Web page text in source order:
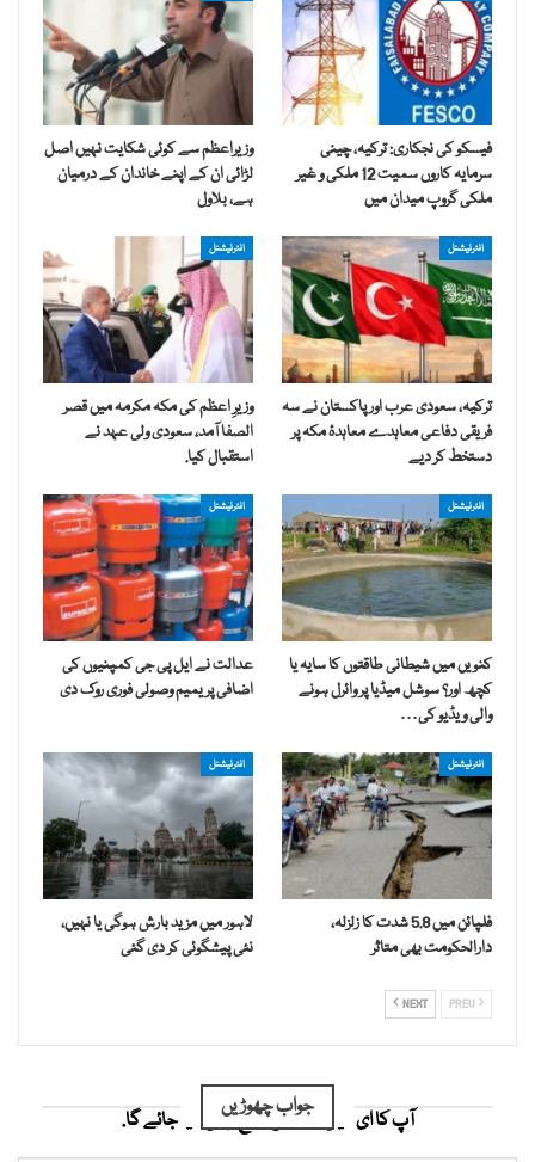
فیسکو کی نجکاری: ترکیہ، چینی
سرمایہ کاروں سمیت 12 ملکی و غیر
ملکی گروپ میدان میں
وزیراعظم سے کوئی شکایت نہیں اصل
لڑائی ان کے اپنے خاندان کے درمیان
ہے، بلاول
انٹرنیشنل
ترکیہ، سعودی عرب اور پاکستان نے سہ
فریقی دفاعی معاہدے معاہدۂ مکہ پر
دستخط کر دیے
انٹرنیشنل
وزیرِ اعظم کی مکہ مکرمہ میں قصر
الصفا آمد، سعودی ولی عہد نے
استقبال کیا.
انٹرنیشنل
کنویں میں شیطانی طاقتوں کا سایہ یا
کچھ اور؟ سوشل میڈیا پر وائرل ہونے
والی ویڈیو کی…
انٹرنیشنل
عدالت نے ایل پی جی کمپنیوں کی
اضافی پریمیم وصولی فوری روک دی
انٹرنیشنل
فلپائن میں 5.8 شدت کا زلزلہ،
دارالحکومت بھی متاثر
انٹرنیشنل
لاہور میں مزید بارش ہوگی یا نہیں،
نئی پیشگوئی کر دی گئی
NEXT
جواب چھوڑیں
آپ کا ای میل ایڈریس شائع نہیں کیا جائے گا.